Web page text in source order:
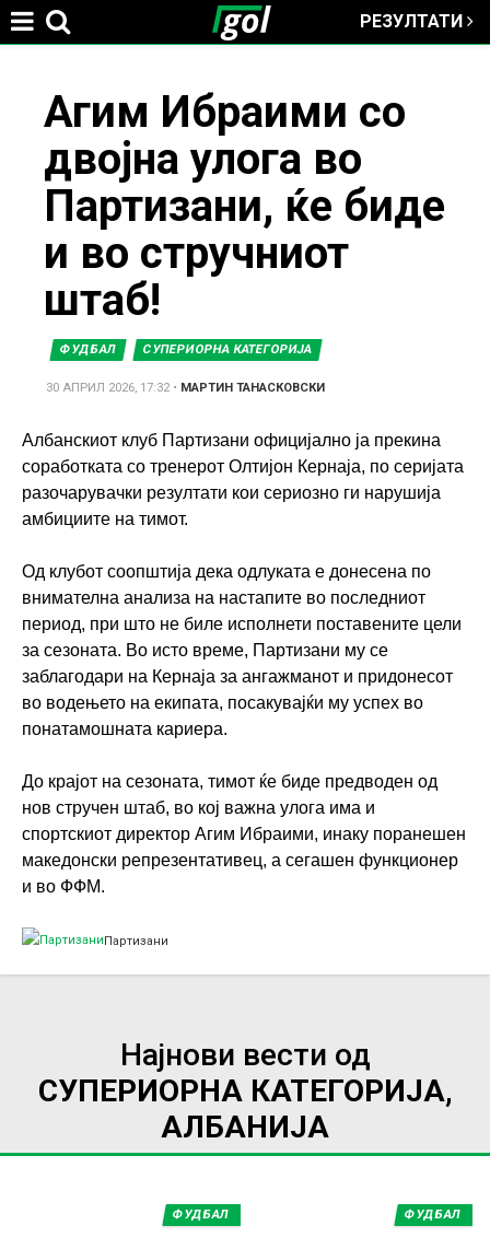
РЕЗУЛТАТИ
Агим Ибраими со
двојна улога во
Партизани, ќе биде
и во стручниот
штаб!
ФУДБАЛ СУПЕРИОРНА КАТЕГОРИЈА
30 АПРИЛ 2026, 17:32• МАРТИН ТАНАСКОВСКИ
Албанскиот клуб Партизани официјално ја прекина
соработката со тренерот Олтијон Кернаја, по серијата
разочарувачки резултати кои сериозно ги нарушија
амбициите на тимот.
Од клубот соопштија дека одлуката е донесена по
внимателна анализа на настапите во последниот
период, при што не биле исполнети поставените цели
за сезоната. Во исто време, Партизани му се
заблагодари на Кернаја за ангажманот и придонесот
во водењето на екипата, посакувајќи му успех во
понатамошната кариера.
До крајот на сезоната, тимот ќе биде предводен од
нов стручен штаб, во кој важна улога има и
спортскиот директор Агим Ибраими, инаку поранешен
македонски репрезентативец, а сегашен функционер
и во ФФМ.
Партизани
Најнови вести од
СУПЕРИОРНА КАТЕГОРИЈА,
АЛБАНИЈА
ФУДБАЛ ФУДБАЛ